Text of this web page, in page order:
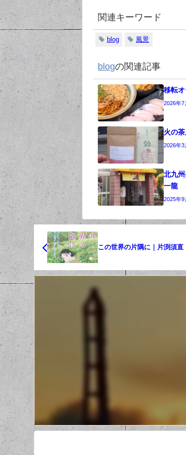
関連キーワード
blog 風景
blogの関連記事
移転
2026年7
火の
2026年3
北九
一龍
2025年9
この世界の片隅に｜片渕須